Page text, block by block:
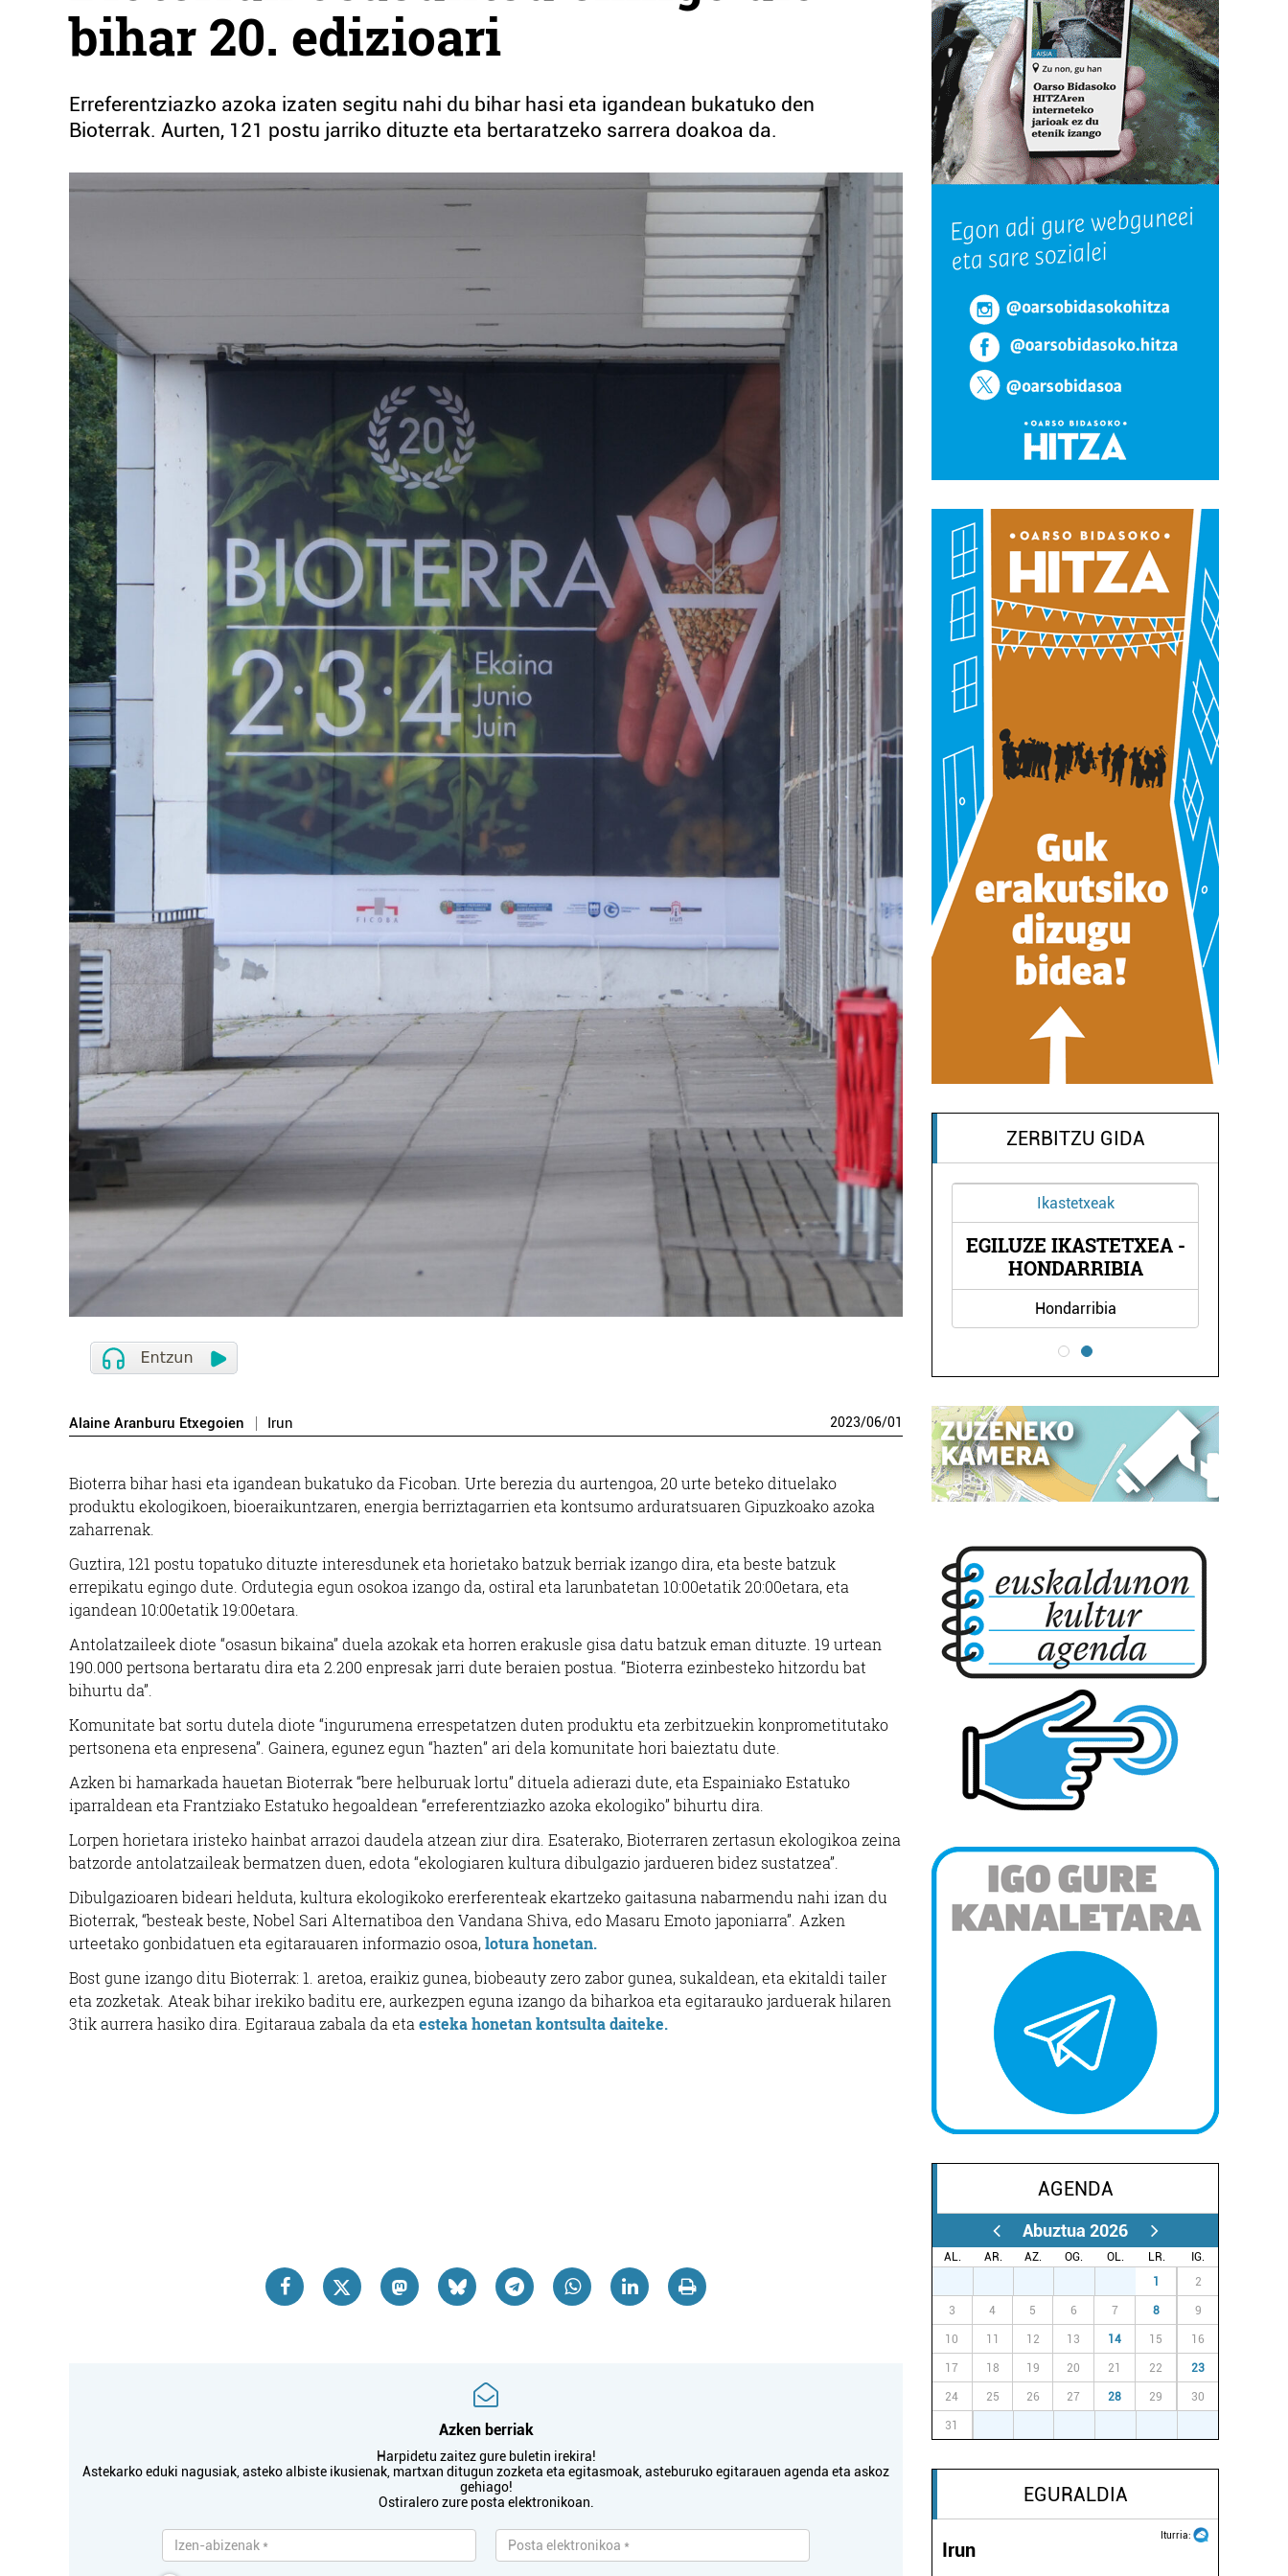
bihar 20. edizioari
Erreferentziazko azoka izaten segitu nahi du bihar hasi eta igandean bukatuko den
Bioterrak. Aurten, 121 postu jarriko dituzte eta bertaratzeko sarrera doakoa da.
Alaine Aranburu Etxegoien Irun 2023/06/01
Bioterra bihar hasi eta igandean bukatuko da Ficoban. Urte berezia du aurtengoa, 20 urte beteko dituelako
produktu ekologikoen, bioeraikuntzaren, energia berriztagarrien eta kontsumo arduratsuaren Gipuzkoako azoka
zaharrenak.
Guztira, 121 postu topatuko dituzte interesdunek eta horietako batzuk berriak izango dira, eta beste batzuk
errepikatu egingo dute. Ordutegia egun osokoa izango da, ostiral eta larunbatetan 10:00etatik 20:00etara, eta
igandean 10:00etatik 19:00etara.
Antolatzaileek diote “osasun bikaina” duela azokak eta horren erakusle gisa datu batzuk eman dituzte. 19 urtean
190.000 pertsona bertaratu dira eta 2.200 enpresak jarri dute beraien postua. “Bioterra ezinbesteko hitzordu bat
bihurtu da”.
Komunitate bat sortu dutela diote “ingurumena errespetatzen duten produktu eta zerbitzuekin konprometitutako
pertsonena eta enpresena”. Gainera, egunez egun “hazten” ari dela komunitate hori baieztatu dute.
Azken bi hamarkada hauetan Bioterrak “bere helburuak lortu” dituela adierazi dute, eta Espainiako Estatuko
iparraldean eta Frantziako Estatuko hegoaldean “erreferentziazko azoka ekologiko” bihurtu dira.
Lorpen horietara iristeko hainbat arrazoi daudela atzean ziur dira. Esaterako, Bioterraren zertasun ekologikoa zeina
batzorde antolatzaileak bermatzen duen, edota “ekologiaren kultura dibulgazio jardueren bidez sustatzea”.
Dibulgazioaren bideari helduta, kultura ekologikoko ererferenteak ekartzeko gaitasuna nabarmendu nahi izan du
Bioterrak, “besteak beste, Nobel Sari Alternatiboa den Vandana Shiva, edo Masaru Emoto japoniarra”. Azken
urteetako gonbidatuen eta egitarauaren informazio osoa,lotura honetan.
Bost gune izango ditu Bioterrak: 1. aretoa, eraikiz gunea, biobeauty zero zabor gunea, sukaldean, eta ekitaldi tailer
eta zozketak. Ateak bihar irekiko baditu ere, aurkezpen eguna izango da biharkoa eta egitarauko jarduerak hilaren
3tik aurrera hasiko dira. Egitaraua zabala da eta esteka honetan kontsulta daiteke.
Azken berriak
Harpidetu zaitez gure buletin irekira!
Astekarko eduki nagusiak, asteko albiste ikusienak, martxan ditugun zozketa eta egitasmoak, asteburuko egitarauen agenda eta askoz
gehiago!
Ostiralero zure posta elektronikoan.
ZERBITZU GIDA
Tatuaje estudioak
KOSMOS TATTOO
Ikastetxeak
EGILUZE IKASTETXEA -
HONDARRIBIA
Hondarribia
Tatuaje estudioak
KOSMOS TATTOO
Pasaia
Ikastetxeak
EGILUZE IKASTETXEA -
HONDARRIBIA
Hondarribia
AGENDA
Abuztua 2026
AL. AR. AZ. OG. OL. LR.
IG.
1 2
3 4 5 6 7 8 9
10 11 12 13 14 15 16
17 18 19 20 21 22 23
24 25 26 27 28 29 30
31
EGURALDIA
Iturria:
Irun